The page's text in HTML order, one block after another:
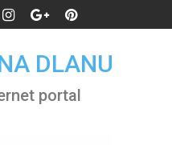
DLANU
portal